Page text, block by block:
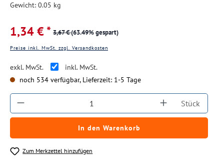
Gewicht: 0.05 kg
1,34 € * 3,67 €(63.49% gespart)
Preise inkl. MwSt. zzgl. Versandkosten
exkl. MwSt.
inkl. MwSt.
noch 534 verfügbar, Lieferzeit: 1-5 Tage
Produkt Anzahl: Gib den gewünschten
Stück
In den Warenkorb
Zum Merkzettel hinzufügen